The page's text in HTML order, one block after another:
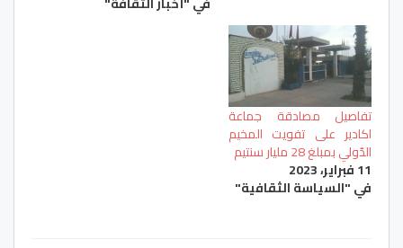
تفاصيل مصادقة جماعة
اكادير على تفويت المخيم
الدّولي بمبلغ 28 مليار سنتيم
11 فبراير، 2023
في "السياسة الثقافية"